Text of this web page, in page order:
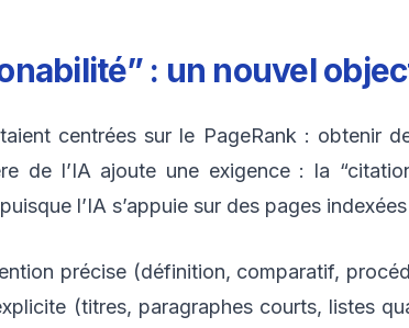
: un nouvel
centrées sur le PageRank : obtenir
de l’IA ajoute une exigence : la
l’IA s’appuie sur des pages
précise (définition, comparatif,
(titres, paragraphes courts, listes